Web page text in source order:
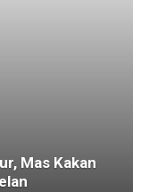
Mas Kakan